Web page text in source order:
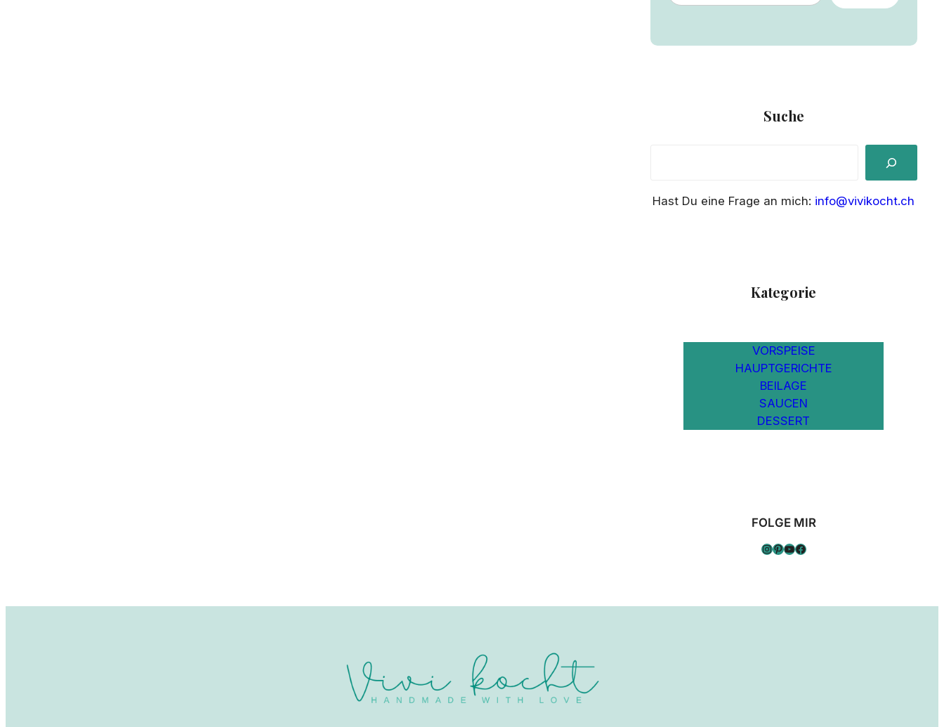
Suche
rHast Du eine Frage an mich: info@vivikocht.ch
Kategorie
VORSPEISE
HAUPTGERICHTE
BEILAGE
SAUCEN
DESSERT
FOLGE MIR
InstagramPinterest YouTube Facebook